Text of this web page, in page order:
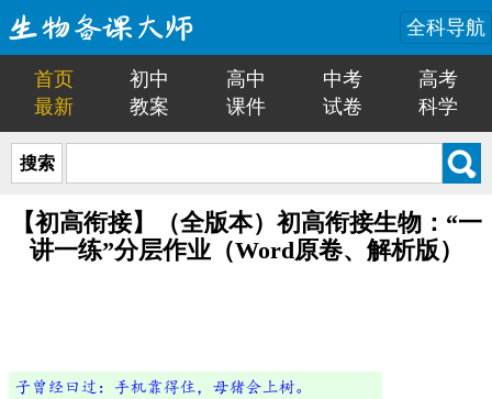
全科导航
首页 初中 高中 中考
高考
最新
教案 课件 试卷 科学
搜索
【初高衔接】（全版本）初高衔接生物：“一
讲一练”分层作业（Word原卷、解析版）